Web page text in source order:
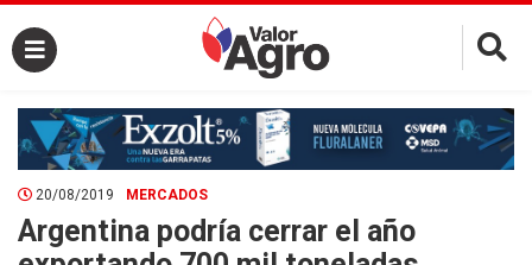
×
20/08/2019 MERCADOS
Argentina podría cerrar el año